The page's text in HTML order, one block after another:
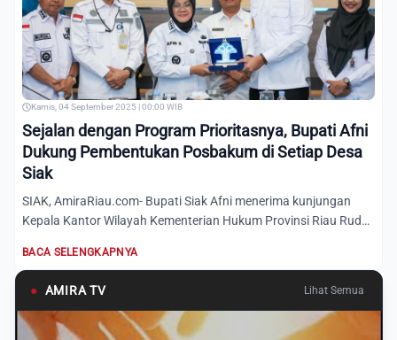
Kamis, 04 September 2025 | 00:00 WIB
Sejalan dengan Program Prioritasnya, Bupati Afni
Dukung Pembentukan Posbakum di Setiap Desa
Siak
SIAK, AmiraRiau.com- Bupati Siak Afni menerima kunjungan
Kepala Kantor Wilayah Kementerian Hukum Provinsi Riau Rudy
BACA SELENGKAPNYA
● AMIRA TV Lihat Semua